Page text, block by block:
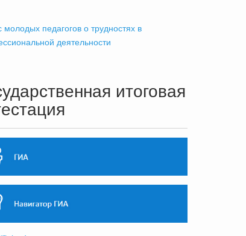
молодых педагогов о трудностях в
деятельности
итоговая